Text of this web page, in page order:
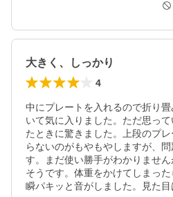
大きく、しっかり
4
中にプレートを入れるので折り
いて気に入りました。ただ思っ
たときに驚きました。上段のプ
らないのがもやもやしますが、
す。まだ使い勝手がわかりませ
そうです。体重をかけてしまっ
瞬パキッと音がしました。見た目